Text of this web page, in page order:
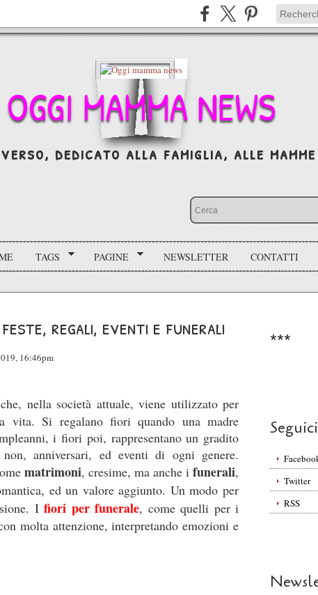
OGGI MAMMA NEWS
dedicato alla famiglia, alle
TAGS PAGINE NEWSLETTER CONTATTI
regali, eventi e funerali
16:46pm
nella società attuale, viene utilizzato per
vita. Si regalano fiori quando una madre
i fiori poi, rappresentano un gradito
anniversari, ed eventi di ogni genere.
matrimoni, cresime, ma anche i funerali,
ed un valore aggiunto. Un modo per
I fiori per funerale, come quelli per i
molta attenzione, interpretando emozioni e
***
Seguici
Twitter
RSS